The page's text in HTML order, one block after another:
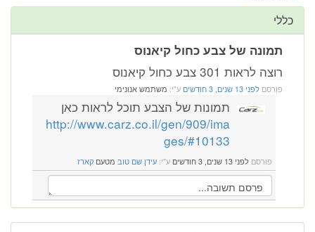
כללי
תמונה של צבע כחול קיאנוס
רוצה לראות 301 צבע כחול קיאנוס
פורסם לפני 13 שנים, 3 חודשים ע"י: משתמש אנונימי
תמונות של הצבע תוכל לראות כאן
http://www.carz.co.il/gen/909/ima
ges/#10133
פורסם לפני 13 שנים, 3 חודשים ע"י: עידן שם טוב מטעם קארז